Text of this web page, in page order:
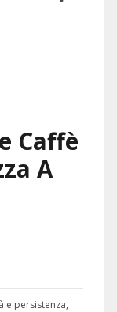
Caffè
A
e persistenza,